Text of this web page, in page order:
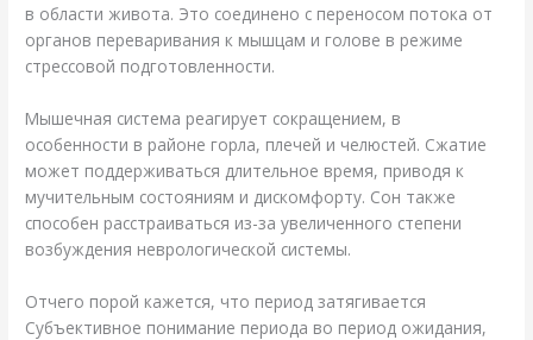
в области живота. Это соединено с переносом потока от
органов переваривания к мышцам и голове в режиме
стрессовой подготовленности.
Мышечная система реагирует сокращением, в
особенности в районе горла, плечей и челюстей. Сжатие
может поддерживаться длительное время, приводя к
мучительным состояниям и дискомфорту. Сон также
способен расстраиваться из-за увеличенного степени
возбуждения неврологической системы.
Отчего порой кажется, что период затягивается
Субъективное понимание периода во период ожидания,